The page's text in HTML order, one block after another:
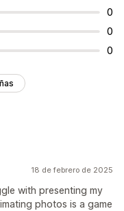
0
0
0
18 de febrero de 2025
with presenting my
photos is a game